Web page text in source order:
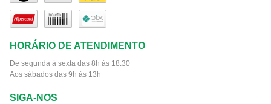
HORÁRIO DE ATENDIMENTO
De segunda à sexta das 8h às 18:30
Aos sábados das 9h às 13h
SIGA-NOS